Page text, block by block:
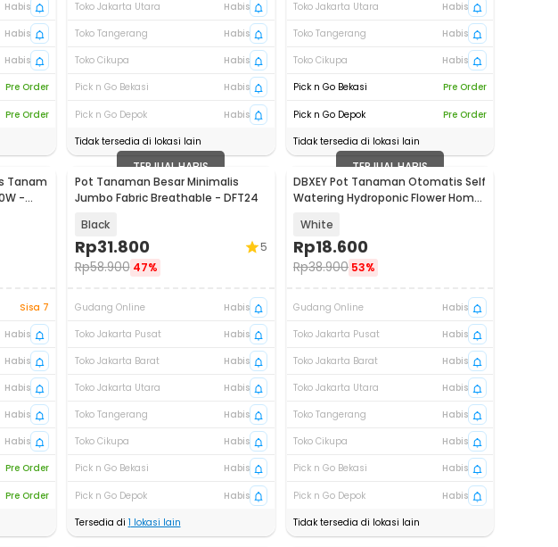
Habis
Habis
Habis
Pre Order
Pre Order
Toko Jakarta Utara
Habis
Toko Tangerang
Habis
Toko Cikupa
Habis
Pick n Go Bekasi
Habis
Pick n Go Depok
Habis
Tidak tersedia di lokasi lain
Toko Jakarta Utara
Habis
Toko Tangerang
Habis
Toko Cikupa
Habis
Pick n Go Bekasi
Pre Order
Pick n Go Depok
Pre Order
Tidak tersedia di lokasi lain
Tanam
-
Sisa 7
Habis
Habis
Habis
Habis
Habis
Pre Order
Pre Order
TERJUAL HABIS
Pot Tanaman Besar Minimalis
Jumbo Fabric Breathable - DFT24
Black
Rp31.800
Rp58.900 47%
5
Gudang Online
Habis
Toko Jakarta Pusat
Habis
Toko Jakarta Barat
Habis
Toko Jakarta Utara
Habis
Toko Tangerang
Habis
Toko Cikupa
Habis
Pick n Go Bekasi
Habis
Pick n Go Depok
Habis
Tersedia di 1 lokasi lain
TERJUAL HABIS
DBXEY Pot Tanaman Otomatis Self
Watering Hydroponic Flower Home
White
Rp18.600
Rp38.900 53%
Gudang Online
Habis
Toko Jakarta Pusat
Habis
Toko Jakarta Barat
Habis
Toko Jakarta Utara
Habis
Toko Tangerang
Habis
Toko Cikupa
Habis
Pick n Go Bekasi
Habis
Pick n Go Depok
Habis
Tidak tersedia di lokasi lain